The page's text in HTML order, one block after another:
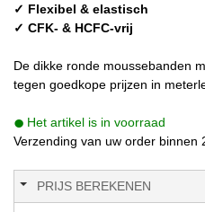
✓ Flexibel & elastisch
✓ CFK- & HCFC-vrij
De dikke ronde moussebanden
tegen goedkope prijzen in
Het artikel is in voorraad
Verzending van uw order binnen
PRIJS BEREKENEN